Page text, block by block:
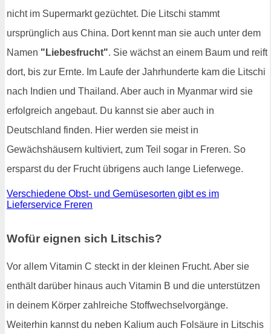
nicht im Supermarkt gezüchtet. Die Litschi stammt
ursprünglich aus China. Dort kennt man sie auch unter dem
Namen "Liebesfrucht". Sie wächst an einem Baum und reift
dort, bis zur Ernte. Im Laufe der Jahrhunderte kam die Litschi
nach Indien und Thailand. Aber auch in Myanmar wird sie
erfolgreich angebaut. Du kannst sie aber auch in
Deutschland finden. Hier werden sie meist in
Gewächshäusern kultiviert, zum Teil sogar in Freren. So
ersparst du der Frucht übrigens auch lange Lieferwege.
Verschiedene Obst- und Gemüsesorten gibt es im
Lieferservice Freren
Wofür eignen sich Litschis?
Vor allem Vitamin C steckt in der kleinen Frucht. Aber sie
enthält darüber hinaus auch Vitamin B und die unterstützen
in deinem Körper zahlreiche Stoffwechselvorgänge.
Weiterhin kannst du neben Kalium auch Folsäure in Litschis